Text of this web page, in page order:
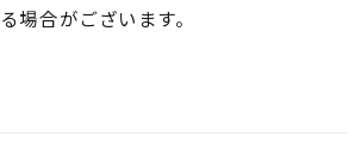
場合がございます。